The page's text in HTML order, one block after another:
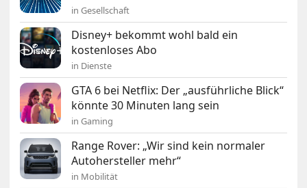
in Gesellschaft
Disney+ bekommt wohl bald ein
kostenloses Abo
in Dienste
GTA 6 bei Netflix: Der „ausführliche Blick“
könnte 30 Minuten lang sein
in Gaming
Range Rover: „Wir sind kein normaler
Autohersteller mehr“
in Mobilität